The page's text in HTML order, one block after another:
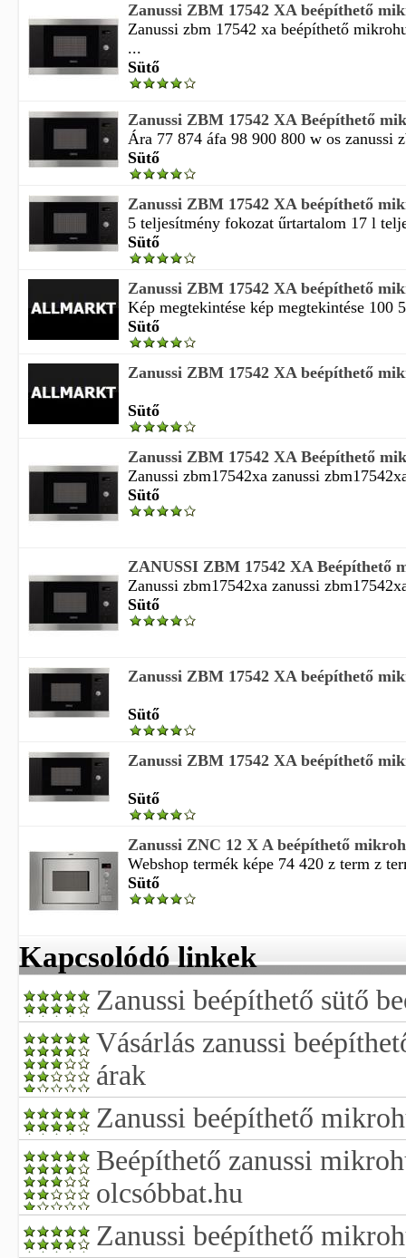
Zanussi ZBM 17542 XA beépíthető
Zanussi zbm 17542 xa beépíthető
...
Sütő
Zanussi ZBM 17542 XA Beépíthető
Ára 77 874 áfa 98 900 800 w os zanussi
Sütő
Zanussi ZBM 17542 XA beépíthető
5 teljesítmény fokozat űrtartalom 17 l
Sütő
Zanussi ZBM 17542 XA beépíthető
Kép megtekintése kép megtekintése 100
Sütő
Zanussi ZBM 17542 XA beépíthető
Sütő
Zanussi ZBM 17542 XA Beépíthető
Zanussi zbm17542xa zanussi
Sütő
ZANUSSI ZBM 17542 XA Beépíthető
Zanussi zbm17542xa zanussi
Sütő
Zanussi ZBM 17542 XA beépíthető
Sütő
Zanussi ZBM 17542 XA beépíthető
Sütő
Zanussi ZNC 12 X A beépíthető
Webshop termék képe 74 420 z term z
Sütő
Kapcsolódó linkek
Zanussi beépíthető sütő
Vásárlás zanussi
árak
Zanussi beépíthető
Beépíthető zanussi
olcsóbbat.hu
Zanussi beépíthető